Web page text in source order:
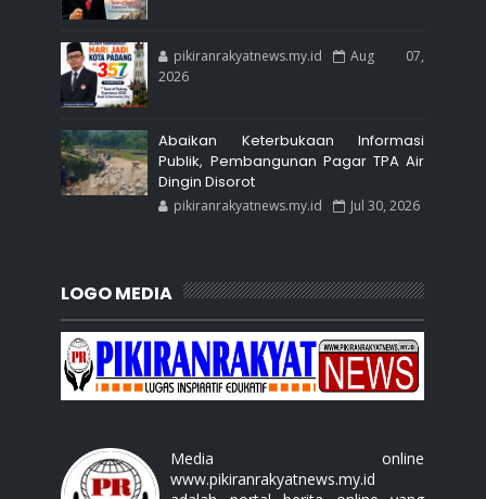
pikiranrakyatnews.my.id
Aug 07,
2026
Abaikan Keterbukaan Informasi
Publik, Pembangunan Pagar TPA Air
Dingin Disorot
pikiranrakyatnews.my.id Jul 30, 2026
LOGO MEDIA
Media online
www.pikiranrakyatnews.my.id